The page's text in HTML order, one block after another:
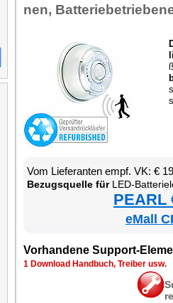
nen,
Vom Lie­fe­ran­ten empf. VK: €
Be­zugs­quel­le fürLED-
PEARL
eMall
Vor­han­de­ne Sup­port-
1 Down­load Hand­buch, Trei­ber usw.